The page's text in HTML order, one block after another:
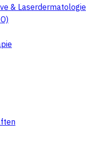
& Laserdermatologie